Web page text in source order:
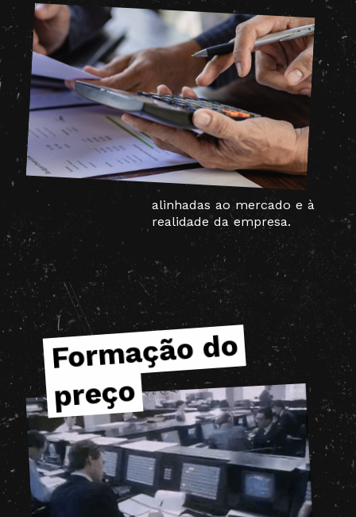
alinhadas ao mercado e à
realidade da empresa.
For
mação do
preço
For
mação do
preço